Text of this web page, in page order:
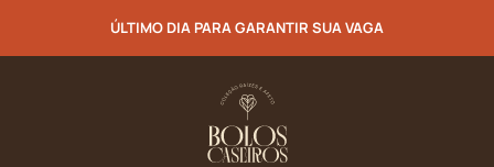
ÚLTIMO DIA PARA GARANTIR SUA VAGA